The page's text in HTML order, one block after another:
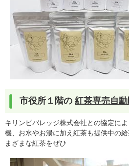
市役所１階の 紅茶専売自
キリンビバレッジ株式会社との協定に
機、お水やお湯に加え紅茶も提供中の
まざまな紅茶をぜひ